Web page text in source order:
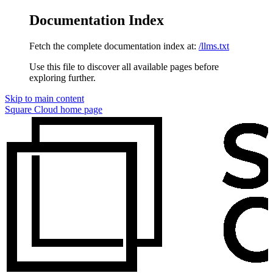
Documentation Index
Fetch the complete documentation index at: /llms.txt
Use this file to discover all available pages before
exploring further.
Skip to main content
Square Cloud home page